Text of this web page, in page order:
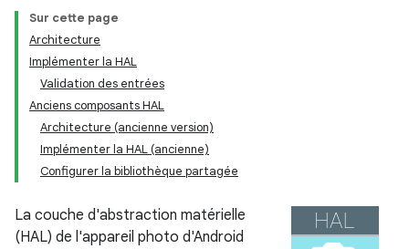
Sur cette page
Architecture
Implémenter la HAL
Validation des entrées
Anciens composants HAL
Architecture (ancienne version)
Implémenter la HAL (ancienne)
Configurer la bibliothèque partagée
La couche d'abstraction matérielle
(HAL) de l'appareil photo d'Android